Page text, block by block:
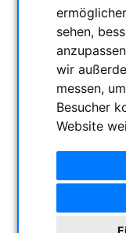
sehen,
wir
messen,
Besucher
Website
SECONDHAND
APM PRODUKTE
ASTROEINSTIEG
FERNGLÄSER,
TELESKOPE
MONTIERUNGEN
CMOS & CCD
OPTISCHES